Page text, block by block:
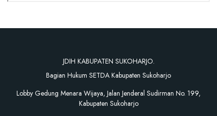
JDIH KABUPATEN SUKOHARJO.
Bagian Hukum SETDA Kabupaten Sukoharjo
Lobby Gedung Menara Wijaya, Jalan Jenderal Sudirman No. 199,
Kabupaten Sukoharjo